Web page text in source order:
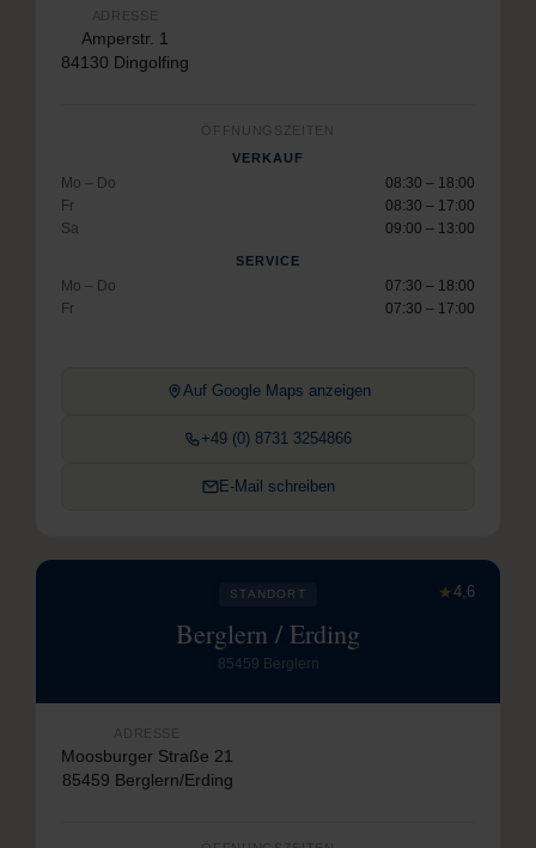
ADRESSE
Amperstr. 1
84130 Dingolfing
ÖFFNUNGSZEITEN
VERKAUF
Mo – Do
08:30 – 18:00
Fr
08:30 – 17:00
Sa
09:00 – 13:00
SERVICE
Mo – Do
07:30 – 18:00
Fr
07:30 – 17:00
Auf Google Maps anzeigen
+49 (0) 8731 3254866
E-Mail schreiben
★4,6
STANDORT
Berglern / Erding
85459 Berglern
ADRESSE
Moosburger Straße 21
85459 Berglern/Erding